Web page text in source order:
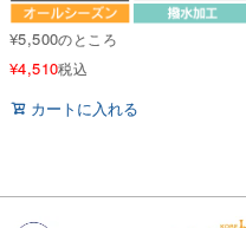
¥5,500のところ
¥4,510税込
カートに入れる